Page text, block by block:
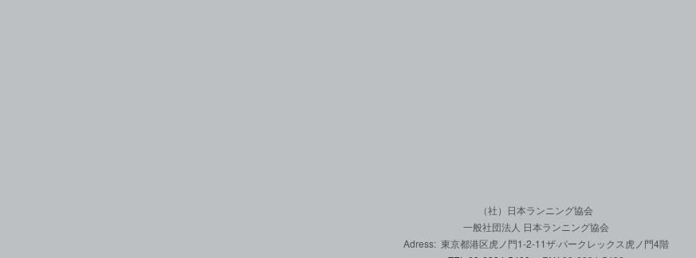
（社）日本ランニング協会
一般社団法人 日本ランニング協会
Adress: 東京都港区虎ノ門1-2-11ザ·パークレックス虎ノ門4階